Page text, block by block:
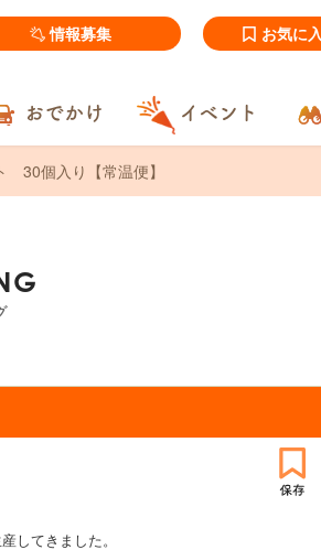
情報募集 お気に
おでかけ イベント
30個入り【常温便】
してきました。